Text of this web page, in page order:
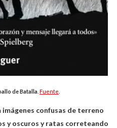
de Batalla. Fuente
confusas de terreno
y oscuros y ratas correteando